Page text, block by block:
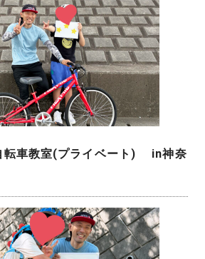
転車教室(プライベート) in神奈